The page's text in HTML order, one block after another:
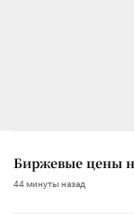
Биржевые цены
44 минуты назад